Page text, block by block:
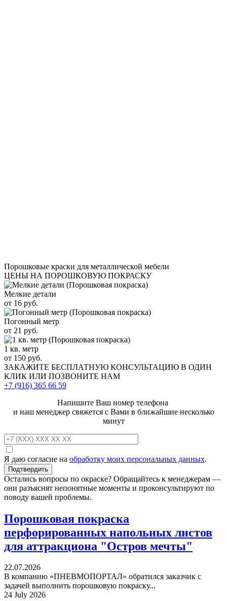
Порошковые краски для металлической мебели
ЦЕНЫ НА ПОРОШКОВУЮ ПОКРАСКУ
Мелкие детали
от 16 руб.
Погонный метр
от 21 руб.
1 кв. метр
от 150 руб.
ЗАКАЖИТЕ БЕСПЛАТНУЮ КОНСУЛЬТАЦИЮ В ОДИН
КЛИК ИЛИ ПОЗВОНИТЕ НАМ
+7 (916) 365 66 59
Напишите Ваш номер телефона
и наш менеджер свяжется с Вами в ближайшие несколько
минут
Я даю согласие на обработку моих персональных данных.
Остались вопросы по окраске? Обращайтесь к менеджерам —
они разъяснят непонятные моменты и проконсультируют по
поводу вашей проблемы.
Порошковая покраска
перфорированных напольных листов
для аттракциона "Остров мечты"
22.07.2026
В компанию «ПНЕВМОПОРТАЛ» обратился заказчик с
задачей выполнить порошковую покраску...
24 July 2026